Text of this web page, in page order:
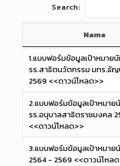
Search:
Name
1.แบบฟอร์มข้อมูลเป้าหมาย
รร.สาธิตนวัตกรรม มทร.ธั
2569 <<ดาวน์โหลด>>
2.แบบฟอร์มข้อมูลเป้าหมาย
รร.อนุบาลสาธิตราชมงคล
<<ดาวน์โหลด>>
3.แบบฟอร์มข้อมูลเป้าหมาย
2564 - 2569 <<ดาวน์โหล